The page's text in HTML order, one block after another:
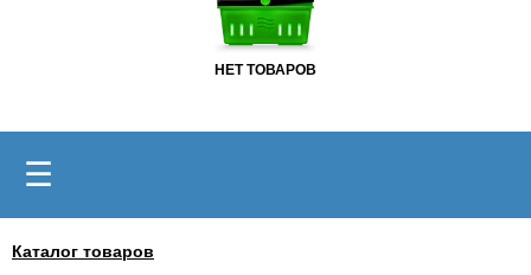
НЕТ ТОВАРОВ
☰
Каталог товаров